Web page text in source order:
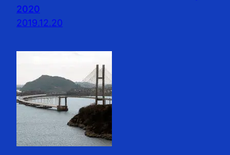
2020
2019.12.20